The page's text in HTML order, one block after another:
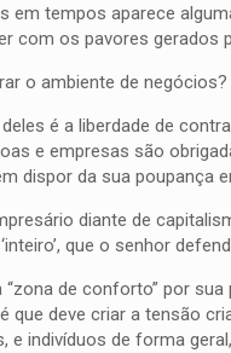
em tempos aparece
com os pavores gerados
o ambiente de negócios?
é a liberdade de
e empresas são
dispor da sua poupança
diante de
que o senhor
de conforto” por
é que deve criar a tensão
e indivíduos de forma